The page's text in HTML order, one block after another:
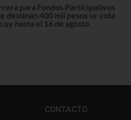
para Fondos Participativos
destinan 400 mil pesos se vota
hasta el 16 de agosto.
CONTACTO